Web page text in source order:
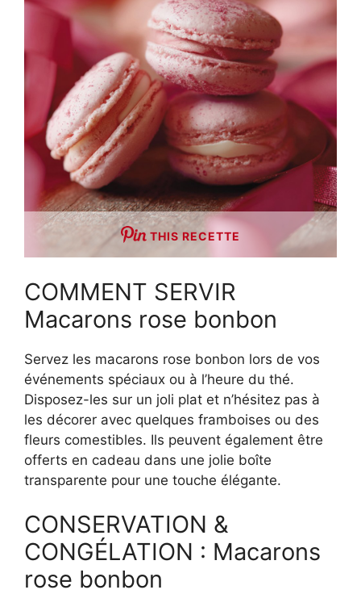
THIS RECETTE
COMMENT SERVIR
Macarons rose bonbon
Servez les macarons rose bonbon lors de vos
événements spéciaux ou à l’heure du thé.
Disposez-les sur un joli plat et n’hésitez pas à
les décorer avec quelques framboises ou des
fleurs comestibles. Ils peuvent également être
offerts en cadeau dans une jolie boîte
transparente pour une touche élégante.
CONSERVATION &
CONGÉLATION : Macarons
rose bonbon